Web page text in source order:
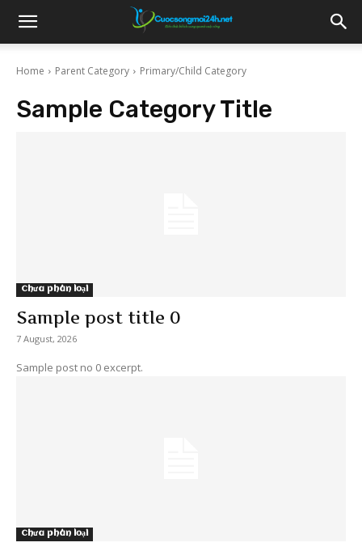
Home Parent Category Primary/Child Category
Sample Category Title
Chưa phân loại
Sample post title 0
7 August, 2026
Sample post no 0 excerpt.
Chưa phân loại